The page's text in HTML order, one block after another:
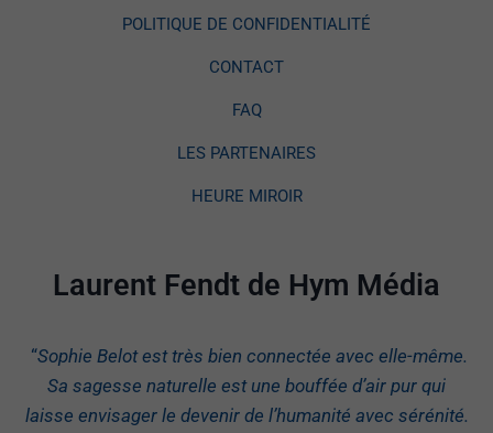
POLITIQUE DE CONFIDENTIALITÉ
CONTACT
FAQ
LES PARTENAIRES
HEURE MIROIR
Laurent Fendt de Hym Média
“Sophie Belot est très bien connectée avec elle-même.
Sa sagesse naturelle est une bouffée d’air pur qui
laisse envisager le devenir de l’humanité avec sérénité.